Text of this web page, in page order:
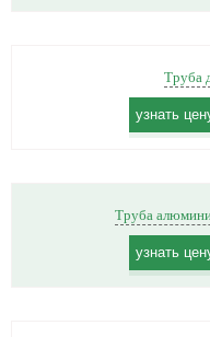
Труба
узнать
Труба
узнать